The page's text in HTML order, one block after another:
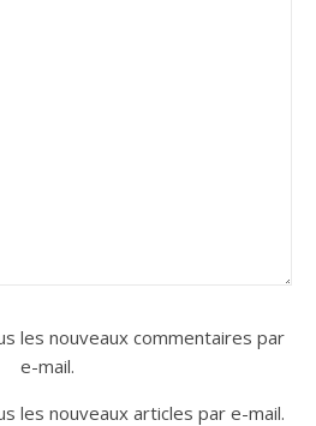
les nouveaux commentaires par
e-mail.
les nouveaux articles par e-mail.